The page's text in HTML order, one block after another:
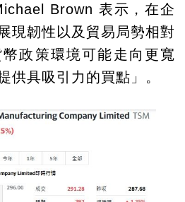
Brown 表示，在企
現韌性以及貿易局勢相對
政策環境可能走向更寬
供具吸引力的買點」。